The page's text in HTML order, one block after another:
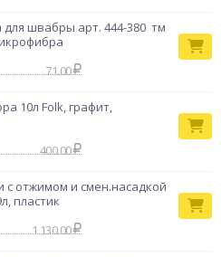
для швабры арт. 444-380 тм
71.00
10л Folk, графит,
400.00
с отжимом и смен.насадкой
пластик
1 130.00